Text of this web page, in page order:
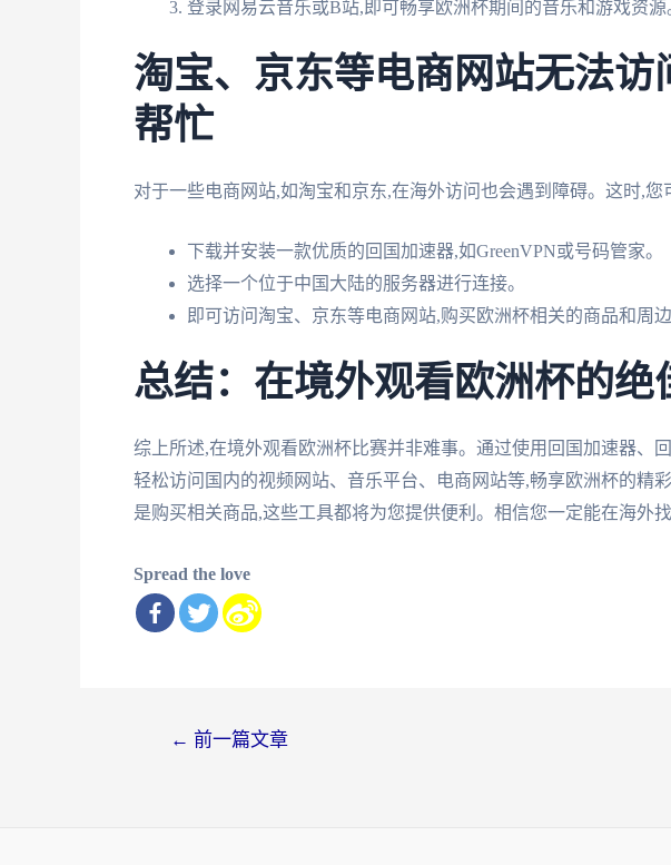
登录网易云音乐或B站,即可畅享欧洲杯期间的音乐和游戏资源
淘宝、京东等电商网站无法访
帮忙
对于一些电商网站,如淘宝和京东,在海外访问也会遇到障碍。这时,
下载并安装一款优质的回国加速器,如GreenVPN或号码管家。
选择一个位于中国大陆的服务器进行连接。
即可访问淘宝、京东等电商网站,购买欧洲杯相关的商品和周边
总结：在境外观看欧洲杯的绝
综上所述,在境外观看欧洲杯比赛并非难事。通过使用回国加速器、
轻松访问国内的视频网站、音乐平台、电商网站等,畅享欧洲杯的精
是购买相关商品,这些工具都将为您提供便利。相信您一定能在海外
Spread the love
← 前一篇文章